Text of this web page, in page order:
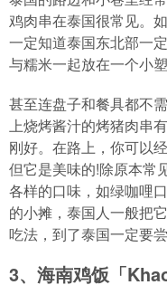
鸡肉串在泰国很常见。
一定知道泰国东北部一
与糯米一起放在一个小塑
甚至连盘子和餐具都不
上烧烤酱汁的烤猪肉串
刚好。在路上，你可以
但它是美味的!除原本常
各样的口味，如绿咖哩
的小摊，泰国人一般把
吃法，到了泰国一定要尝
3、海南鸡饭「